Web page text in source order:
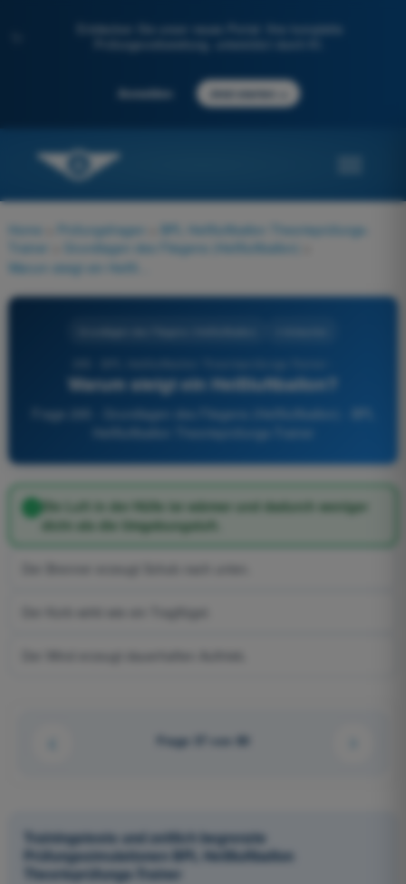
Entdecken Sie unser neues Portal: Ihre komplette
Prüfungsvorbereitung, unterstützt durch KI.
Anmelden Jetzt starten
Home Prüfungsfragen
BPL Heißluftballon Theorieprüfungs-
Trainer
Grundlagen des Fliegens (Heißluftballon)
Warum steigt ein Heißluftballon?
Frage 295 - Grundlagen des Fliegens (Heißluftballon) - BPL
Die Luft in der Hülle ist wärmer und dadurch weniger
dicht als die Umgebungsluft.
Frage 37 von 80
Trainingstests und zeitlich begrenzte
Prüfungssimulationen BPL Heißluftballon
Theorieprüfungs-Trainer